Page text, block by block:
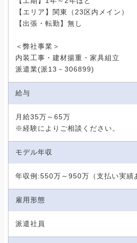
【エリア】関東（23区内メイン）
【出張・転勤】無し
＜弊社事業＞
内装工事・建材揚重・家具組立
派遣業(派13－306899)
給与
月給35万～65万
※経験によりご相談ください。
モデル年収
年収例:550万～950万（支払い実績
雇用形態
派遣社員